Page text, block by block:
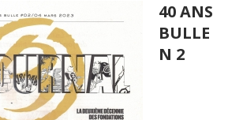
40 ANS
BULLE
N 2